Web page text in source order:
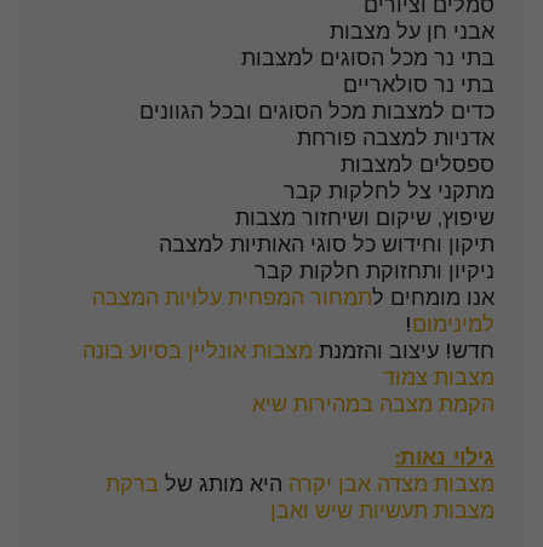
אבני חן על מצבות
בתי נר מכל הסוגים למצבות
בתי נר סולאריים
כדים למצבות מכל הסוגים ובכל הגוונים
אדניות למצבה פורחת
ספסלים למצבות
מתקני צל לחלקות קבר
שיפוץ, שיקום ושיחזור מצבות
תיקון וחידוש כל סוגי האותיות למצבה
ניקיון ותחזוקת חלקות קבר
אנו מומחים לתמחור המפחית עלויות המצבה
למינימום!
חדש! עיצוב והזמנת מצבות אונליין בסיוע בונה
מצבות צמוד
הקמת מצבה במהירות שיא
גילוי נאות:
מצבות מצדה אבן יקרה היא מותג של ברקת
מצבות תעשיות שיש ואבן